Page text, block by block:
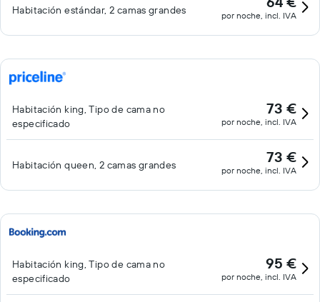
Habitación estándar, 2 camas grandes por noche, incl. IVA
Habitación king, Tipo de cama no
especificado
73 €
por noche, incl. IVA
Habitación queen, 2 camas grandes 73 €
por noche, incl. IVA
Habitación king, Tipo de cama no
especificado
95 €
por noche, incl. IVA